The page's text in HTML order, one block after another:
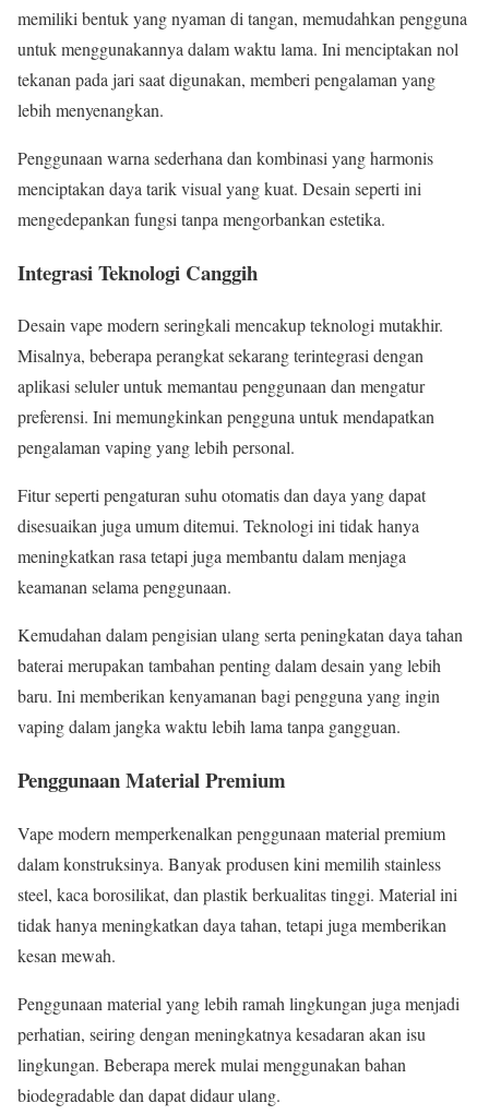
memiliki bentuk yang nyaman di tangan, memudahkan pengguna
untuk menggunakannya dalam waktu lama. Ini menciptakan nol
tekanan pada jari saat digunakan, memberi pengalaman yang
lebih menyenangkan.
Penggunaan warna sederhana dan kombinasi yang harmonis
menciptakan daya tarik visual yang kuat. Desain seperti ini
mengedepankan fungsi tanpa mengorbankan estetika.
Integrasi Teknologi Canggih
Desain vape modern seringkali mencakup teknologi mutakhir.
Misalnya, beberapa perangkat sekarang terintegrasi dengan
aplikasi seluler untuk memantau penggunaan dan mengatur
preferensi. Ini memungkinkan pengguna untuk mendapatkan
pengalaman vaping yang lebih personal.
Fitur seperti pengaturan suhu otomatis dan daya yang dapat
disesuaikan juga umum ditemui. Teknologi ini tidak hanya
meningkatkan rasa tetapi juga membantu dalam menjaga
keamanan selama penggunaan.
Kemudahan dalam pengisian ulang serta peningkatan daya tahan
baterai merupakan tambahan penting dalam desain yang lebih
baru. Ini memberikan kenyamanan bagi pengguna yang ingin
vaping dalam jangka waktu lebih lama tanpa gangguan.
Penggunaan Material Premium
Vape modern memperkenalkan penggunaan material premium
dalam konstruksinya. Banyak produsen kini memilih stainless
steel, kaca borosilikat, dan plastik berkualitas tinggi. Material ini
tidak hanya meningkatkan daya tahan, tetapi juga memberikan
kesan mewah.
Penggunaan material yang lebih ramah lingkungan juga menjadi
perhatian, seiring dengan meningkatnya kesadaran akan isu
lingkungan. Beberapa merek mulai menggunakan bahan
biodegradable dan dapat didaur ulang.